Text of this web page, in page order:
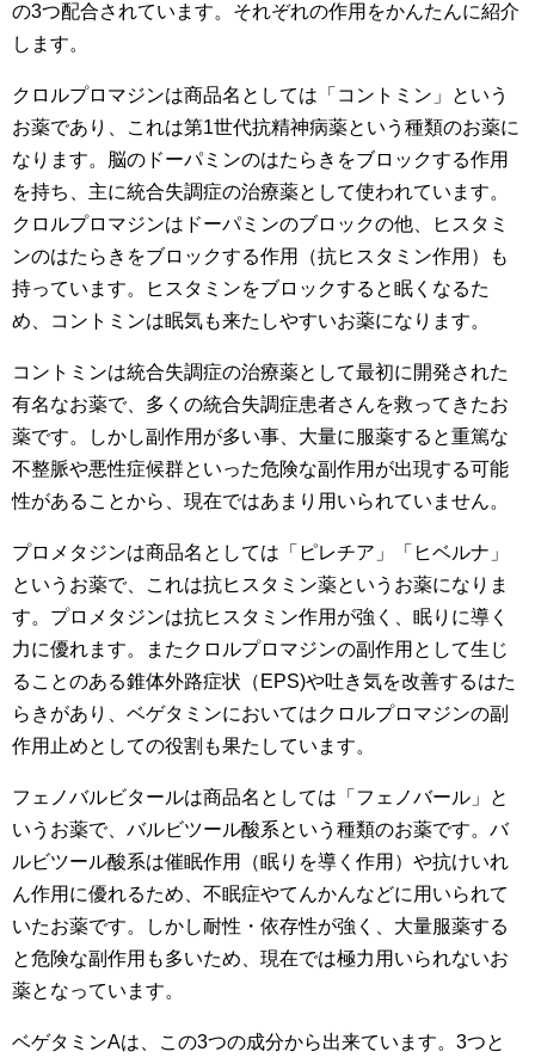
の3つ配合されています。それぞれの作用をかんたんに紹介
します。
クロルプロマジンは商品名としては「コントミン」という
お薬であり、これは第1世代抗精神病薬という種類のお薬に
なります。脳のドーパミンのはたらきをブロックする作用
を持ち、主に統合失調症の治療薬として使われています。
クロルプロマジンはドーパミンのブロックの他、ヒスタミ
ンのはたらきをブロックする作用（抗ヒスタミン作用）も
持っています。ヒスタミンをブロックすると眠くなるた
め、コントミンは眠気も来たしやすいお薬になります。
コントミンは統合失調症の治療薬として最初に開発された
有名なお薬で、多くの統合失調症患者さんを救ってきたお
薬です。しかし副作用が多い事、大量に服薬すると重篤な
不整脈や悪性症候群といった危険な副作用が出現する可能
性があることから、現在ではあまり用いられていません。
プロメタジンは商品名としては「ピレチア」「ヒベルナ」
というお薬で、これは抗ヒスタミン薬というお薬になりま
す。プロメタジンは抗ヒスタミン作用が強く、眠りに導く
力に優れます。またクロルプロマジンの副作用として生じ
ることのある錐体外路症状（EPS)や吐き気を改善するはた
らきがあり、ベゲタミンにおいてはクロルプロマジンの副
作用止めとしての役割も果たしています。
フェノバルビタールは商品名としては「フェノバール」と
いうお薬で、バルビツール酸系という種類のお薬です。バ
ルビツール酸系は催眠作用（眠りを導く作用）や抗けいれ
ん作用に優れるため、不眠症やてんかんなどに用いられて
いたお薬です。しかし耐性・依存性が強く、大量服薬する
と危険な副作用も多いため、現在では極力用いられないお
薬となっています。
ベゲタミンAは、この3つの成分から出来ています。3つと